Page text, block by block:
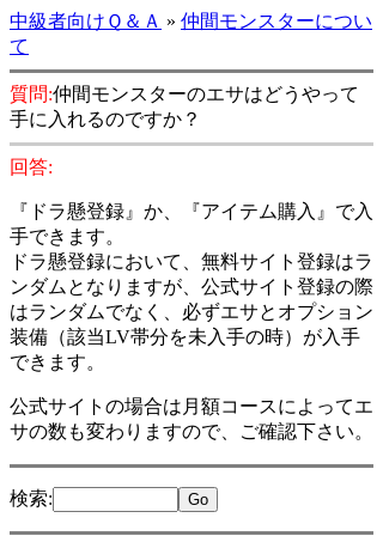
中級者向けＱ＆Ａ » 仲間モンスターについ
て
質問:仲間モンスターのエサはどうやって
手に入れるのですか？
回答:
『ドラ懸登録』か、『アイテム購入』で入
手できます。
ドラ懸登録において、無料サイト登録はラ
ンダムとなりますが、公式サイト登録の際
はランダムでなく、必ずエサとオプション
装備（該当LV帯分を未入手の時）が入手
できます。
公式サイトの場合は月額コースによってエ
サの数も変わりますので、ご確認下さい。
検索: